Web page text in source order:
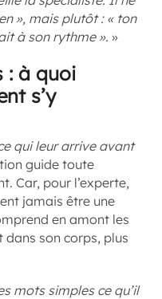
», mais plutôt : « ton
à son rythme ». »
: à quoi
s’y
qui leur arrive avant
guide toute
Car, pour l’experte,
jamais être une
en amont les
son corps, plus
mots simples ce qu’il